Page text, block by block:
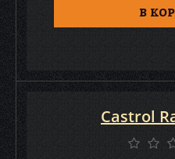
В
Castrol